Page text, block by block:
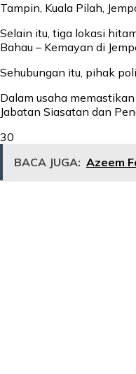
Tampin, Kuala Pilah,
Selain itu, tiga lokasi
Bahau – Kemayan di
Sehubungan itu, pihak
Dalam usaha
Jabatan Siasatan dan
30
BACA JUGA: Azeem